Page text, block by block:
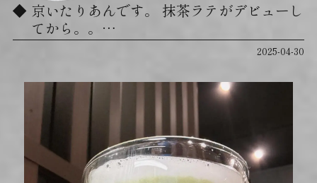
京いたりあんです。 抹茶ラテがデビューし
てから。。…
2025-04-30